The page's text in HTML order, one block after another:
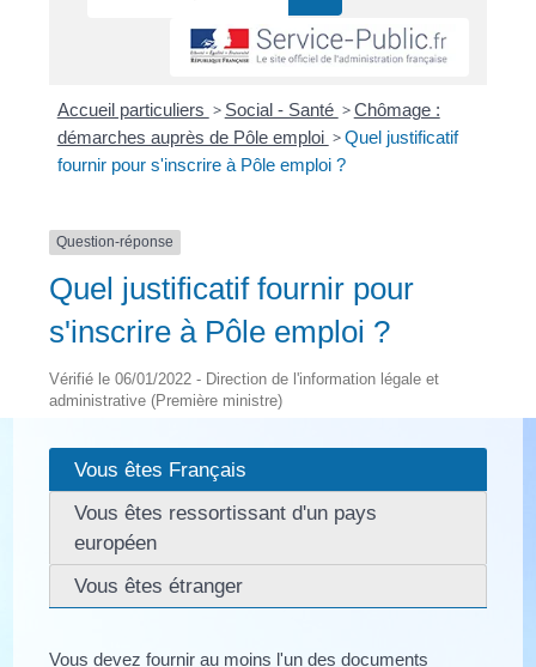
Accueil particuliers > Social - Santé >Chômage :
démarches auprès de Pôle emploi >Quel justificatif
fournir pour s'inscrire à Pôle emploi ?
Question-réponse
Quel justificatif fournir pour
s'inscrire à Pôle emploi ?
Vérifié le 06/01/2022 - Direction de l'information légale et
administrative (Première ministre)
Vous êtes Français
Vous êtes ressortissant d'un pays
européen
Vous êtes étranger
Vous devez fournir au moins l'un des documents